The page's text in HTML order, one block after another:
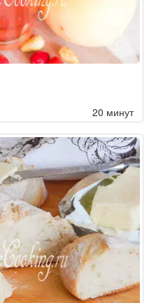
20 минут